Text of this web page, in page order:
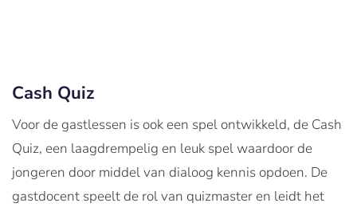
Cash Quiz
Voor de gastlessen is ook een spel ontwikkeld, de Cash
Quiz, een laagdrempelig en leuk spel waardoor de
jongeren door middel van dialoog kennis opdoen. De
gastdocent speelt de rol van quizmaster en leidt het